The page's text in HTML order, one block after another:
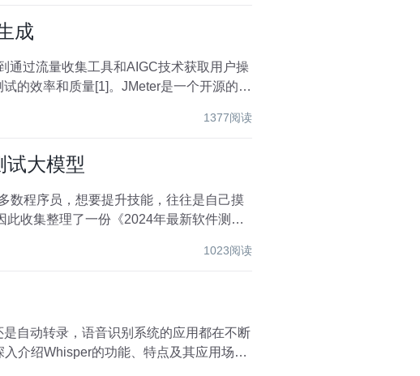
成
通过流量收集工具和AIGC技术获取用户操
的效率和质量[1]。JMeter是一个开源的负
1377阅读
试大模型
1023阅读
自动转录，语音识别系统的应用都在不断
介绍Whisper的功能、特点及其应用场